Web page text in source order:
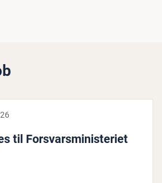
til For­svars­mi­ni­ste­ri­et